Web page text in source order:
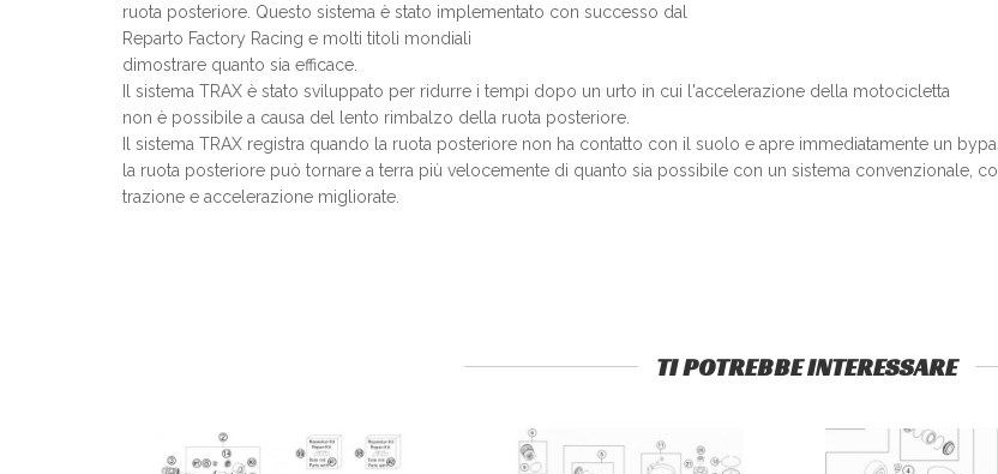
ruota posteriore. Questo sistema è stato implementato con successo dal
Reparto Factory Racing e molti titoli mondiali
dimostrare quanto sia efficace.
Il sistema TRAX è stato sviluppato per ridurre i tempi dopo un urto in cui l'accelerazione della motocicletta
non è possibile a causa del lento rimbalzo della ruota posteriore.
Il sistema TRAX registra quando la ruota posteriore non ha contatto con il suolo e apre immediatamente un
la ruota posteriore può tornare a terra più velocemente di quanto sia possibile con un sistema convenzionale,
trazione e accelerazione migliorate.
TI POTREBBE INTERESSARE